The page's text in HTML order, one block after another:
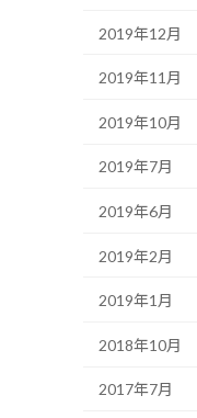
2019年12月
2019年11月
2019年10月
2019年7月
2019年6月
2019年2月
2019年1月
2018年10月
2017年7月